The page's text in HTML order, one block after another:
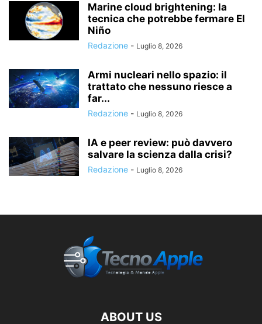
Marine cloud brightening: la
tecnica che potrebbe fermare El
Niño
Redazione - Luglio 8, 2026
Armi nucleari nello spazio: il
trattato che nessuno riesce a
far...
Redazione - Luglio 8, 2026
IA e peer review: può davvero
salvare la scienza dalla crisi?
Redazione - Luglio 8, 2026
ABOUT US